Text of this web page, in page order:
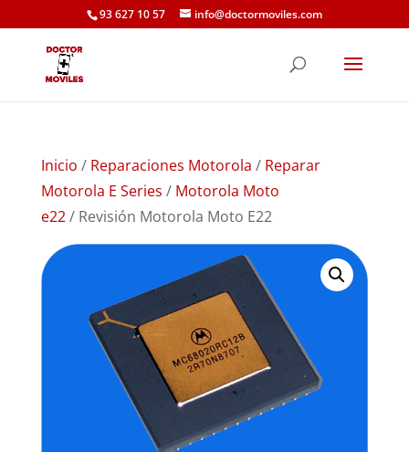
93 627 10 57 info@doctormoviles.com
Inicio / Reparaciones Motorola / Reparar
Motorola E Series / Motorola Moto
e22/ Revisión Motorola Moto E22